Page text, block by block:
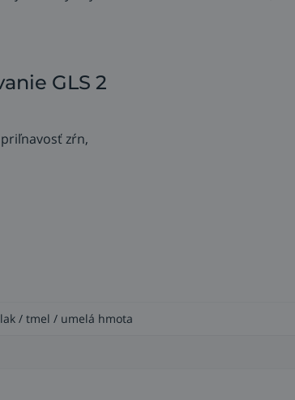
GLS 2
zŕn,
nerezovú oceľ, hliník, titán, lak, tmel, farbu,
profilovaných dielov,
/ tmel / umelá hmota